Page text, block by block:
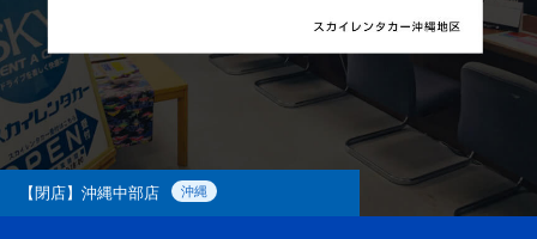
【閉店】沖縄中部店 沖縄